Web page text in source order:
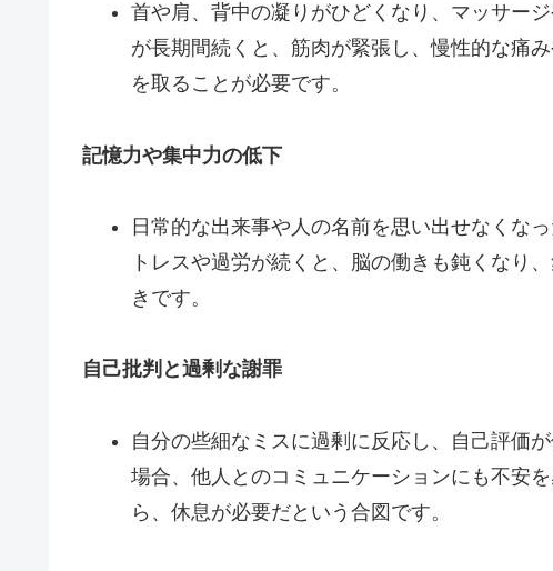
首や肩、背中の凝りがひどくなり、マッサー
が長期間続くと、筋肉が緊張し、慢性的な痛
を取ることが必要です。
記憶力や集中力の低下
日常的な出来事や人の名前を思い出せなくな
トレスや過労が続くと、脳の働きも鈍くなり
きです。
自己批判と過剰な謝罪
自分の些細なミスに過剰に反応し、自己評価
場合、他人とのコミュニケーションにも不安
ら、休息が必要だという合図です。